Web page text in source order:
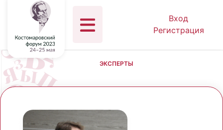
Вход
Регистрация
ЭКСПЕРТЫ